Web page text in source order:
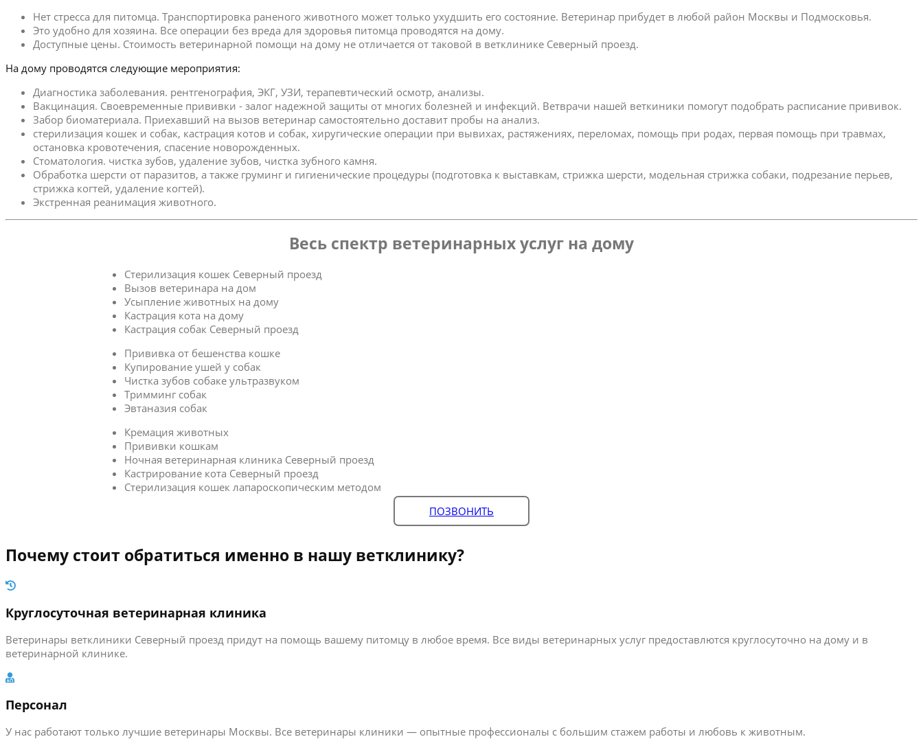
Нет стресса для питомца. Транспортировка раненого животного может только ухудшить его состояние. Ветеринар прибудет в любой район Москвы и Подмосковья.
Это удобно для хозяина. Все операции без вреда для здоровья питомца проводятся на дому.
Доступные цены. Стоимость ветеринарной помощи на дому не отличается от таковой в ветклинике Северный проезд.
На дому проводятся следующие мероприятия:
Диагностика заболевания. рентгенография, ЭКГ, УЗИ, терапевтический осмотр, анализы.
Вакцинация. Своевременные прививки - залог надежной защиты от многих болезней и инфекций. Ветврачи нашей веткиники помогут подобрать расписание прививок.
Забор биоматериала. Приехавший на вызов ветеринар самостоятельно доставит пробы на анализ.
стерилизация кошек и собак, кастрация котов и собак, хиругические операции при вывихах, растяжениях, переломах, помощь при родах, первая помощь при травмах,
остановка кровотечения, спасение новорожденных.
Стоматология. чистка зубов, удаление зубов, чистка зубного камня.
Обработка шерсти от паразитов, а также груминг и гигиенические процедуры (подготовка к выставкам, стрижка шерсти, модельная стрижка собаки, подрезание перьев,
стрижка когтей, удаление когтей).
Экстренная реанимация животного.
Весь спектр ветеринарных услуг на дому
Стерилизация кошек Северный проезд
Вызов ветеринара на дом
Усыпление животных на дому
Кастрация кота на дому
Кастрация собак Северный проезд
Прививка от бешенства кошке
Купирование ушей у собак
Чистка зубов собаке ультразвуком
Тримминг собак
Эвтаназия собак
Кремация животных
Прививки кошкам
Ночная ветеринарная клиника Северный проезд
Кастрирование кота Северный проезд
Стерилизация кошек лапароскопическим методом
ПОЗВОНИТЬ
Почему стоит обратиться именно в нашу ветклинику?
Круглосуточная ветеринарная клиника
Ветеринары ветклиники Северный проезд придут на помощь вашему питомцу в любое время. Все виды ветеринарных услуг предоставлются круглосуточно на дому и в
ветеринарной клинике.
Персонал
У нас работают только лучшие ветеринары Москвы. Все ветеринары клиники — опытные профессионалы с большим стажем работы и любовь к животным.